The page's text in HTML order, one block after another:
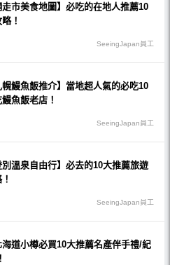
走市美食地圖】必吃的在地人推薦10
！
SeeingJapan員工
幌鰻魚飯推介】當地超人氣的必吃10
魚飯老店！
SeeingJapan員工
別溫泉自由行】必去的10大推薦旅遊
SeeingJapan員工
道小樽必買10大推薦名產伴手禮/紀